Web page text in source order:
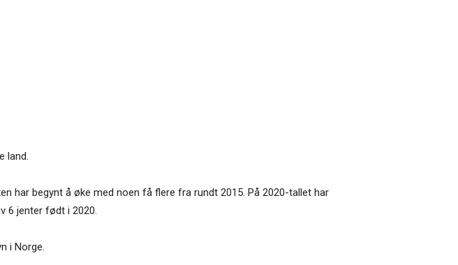
land.
har begynt å øke med noen få flere fra rundt 2015. På 2020-tallet har
6 jenter født i 2020.
i Norge.